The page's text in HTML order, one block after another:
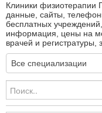
Клиники физиотерапии
данные, сайты,
бесплатных
информация, цены на
врачей и регистратуры,
Все специализации